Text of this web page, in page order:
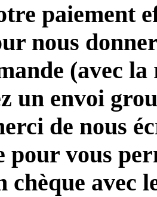
paiement
nous
(avec
un envoi
de nous
pour vous
chèque avec